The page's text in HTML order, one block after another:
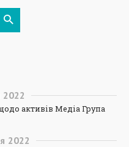
2022
активів Медіа Група
2022